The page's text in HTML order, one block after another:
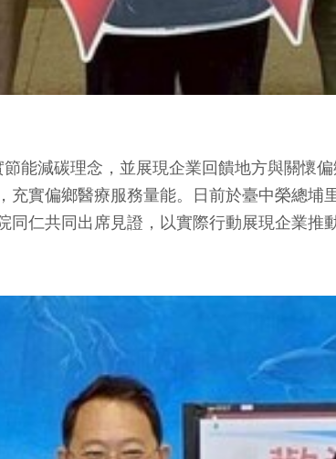
能減碳理念，並展現企業回饋地方與關懷
實偏鄉醫療服務量能。日前於臺中榮總埔
仁共同出席見證，以實際行動展現企業推